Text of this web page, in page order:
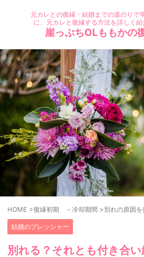
元カレとの復縁・結婚までの道のりで
に、元カレと復縁する方法を詳しく
崖っぷちOLももかの
HOME >復縁初期 －冷却期間 >別れの原因
結婚のプレッシャー
別れる？それとも付き合